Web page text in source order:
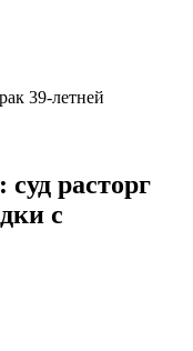
39-летней
расторг
с